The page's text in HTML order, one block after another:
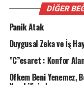
başlar. Bu durum
ile sonuçlanır.
davranışları” adını
atak yaşama
riskini en aza
durma) yöntemi
DIĞER
Panik Atak
Duygusal Zeka ve İş
”C”esaret : Konfor
Öfkem Beni Yenemez,